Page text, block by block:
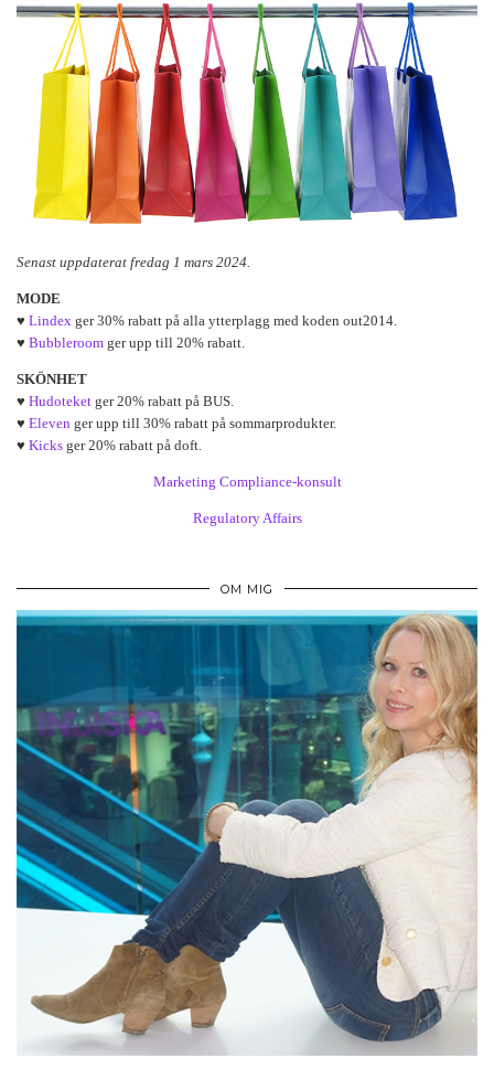
Senast uppdaterat fredag 1 mars 2024.
MODE
♥ Lindex ger 30% rabatt på alla ytterplagg med koden out2014.
♥ Bubbleroom ger upp till 20% rabatt.
SKÖNHET
♥ Hudoteket ger 20% rabatt på BUS.
♥ Eleven ger upp till 30% rabatt på sommarprodukter.
♥ Kicks ger 20% rabatt på doft.
Marketing Compliance-konsult
Regulatory Affairs
OM MIG